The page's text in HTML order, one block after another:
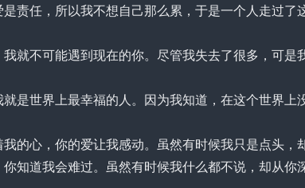
任，所以我不想自己那么累，于是一个人走过了
不可能遇到现在的你。尽管我失去了很多，可是
世界上最幸福的人。因为我知道，在这个世界上
心，你的爱让我感动。虽然有时候我只是点头，
知道我会难过。虽然有时候我什么都不说，却从你